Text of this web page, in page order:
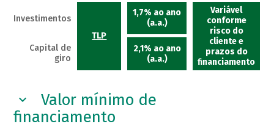
Investimentos
TLP
1,7% ao ano
(a.a.)
Variável
conforme
risco do
cliente e
prazos do
financiamento
Capital de
giro
2,1% ao ano
(a.a.)
Valor mínimo de
financiamento